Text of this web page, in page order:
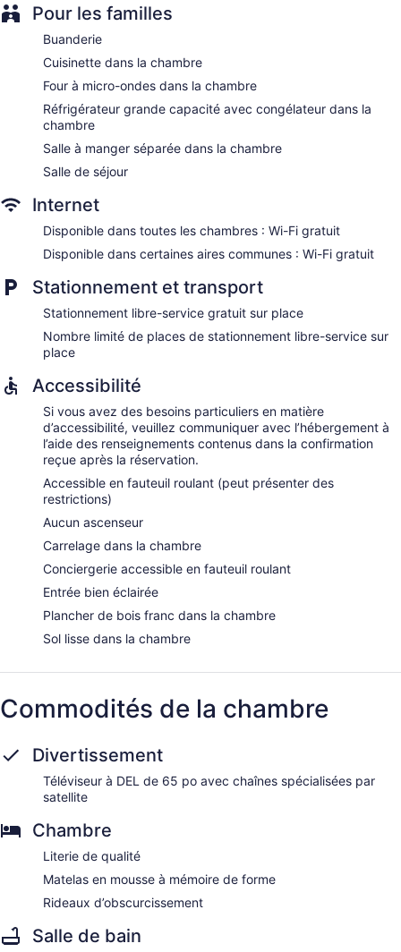
Pour les familles
Buanderie
Cuisinette dans la chambre
Four à micro-ondes dans la chambre
Réfrigérateur grande capacité avec congélateur dans la
chambre
Salle à manger séparée dans la chambre
Salle de séjour
Internet
Disponible dans toutes les chambres : Wi-Fi gratuit
Disponible dans certaines aires communes : Wi-Fi gratuit
Stationnement et transport
Stationnement libre-service gratuit sur place
Nombre limité de places de stationnement libre-service sur
place
Accessibilité
Si vous avez des besoins particuliers en matière
d’accessibilité, veuillez communiquer avec l’hébergement à
l’aide des renseignements contenus dans la confirmation
reçue après la réservation.
Accessible en fauteuil roulant (peut présenter des
restrictions)
Aucun ascenseur
Carrelage dans la chambre
Conciergerie accessible en fauteuil roulant
Entrée bien éclairée
Plancher de bois franc dans la chambre
Sol lisse dans la chambre
Commodités de la chambre
Divertissement
Téléviseur à DEL de 65 po avec chaînes spécialisées par
satellite
Chambre
Literie de qualité
Matelas en mousse à mémoire de forme
Rideaux d’obscurcissement
Salle de bain